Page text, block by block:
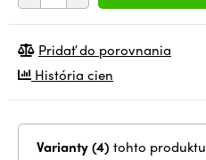
Pridať do porovnania
História cien
Varianty (4) tohto produktu